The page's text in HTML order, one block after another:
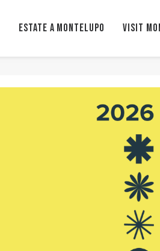
ESTATE A MONTELUPO VISIT